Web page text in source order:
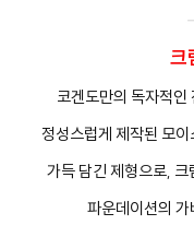
크
코겐도만의 독자적인
정성스럽게 제작된 모
가득 담긴 제형으로,
파운데이션의 가